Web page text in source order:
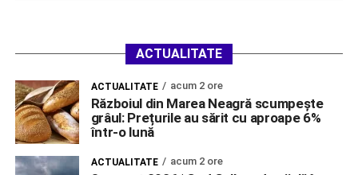
ACTUALITATE
ACTUALITATE acum 2 ore
Războiul din Marea Neagră scumpește
grâul: Prețurile au sărit cu aproape 6%
într-o lună
ACTUALITATE acum 2 ore